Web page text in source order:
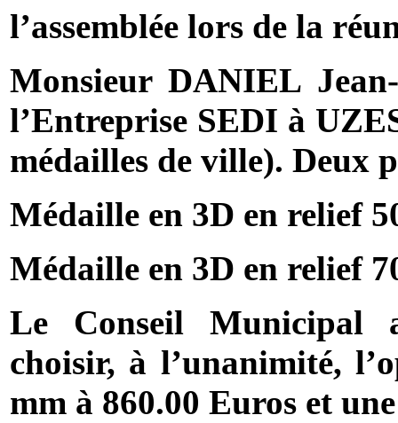
l’assemblée lors de la
Monsieur DANIEL Jean-
l’Entreprise SEDI à
médailles de ville). Deux
Médaille en 3D en relief
Médaille en 3D en relief
Le Conseil Municipal
choisir, à l’unanimité,
mm à 860.00 Euros et